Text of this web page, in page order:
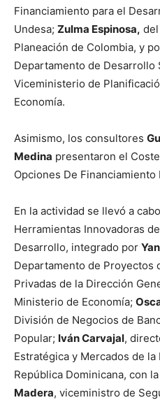
Financiamiento para el
Undesa; Zulma Espinosa,
Planeación de Colombia, y
Departamento de Desarrollo
Viceministerio de
Economía.
Asimismo, los consultores
Medina presentaron el
Opciones De Financiamiento
En la actividad se llevó a
Herramientas Innovadoras
Desarrollo, integrado por
Departamento de Proyectos
Privadas de la Dirección
Ministerio de Economía;
División de Negocios de
Popular; Iván Carvajal,
Estratégica y Mercados de
República Dominicana, con
Madera, viceministro de